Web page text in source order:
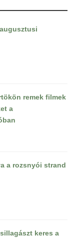
remek filmek
a
a rozsnyói strand
keres a